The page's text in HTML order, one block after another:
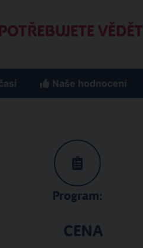
POTŘEBUJETE VĚDĚT
Naše hodnocení
Program:
CENA